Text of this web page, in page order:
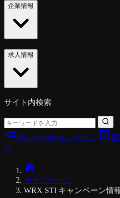
企業情報
求人情報
サイト内検索
RECAROキャンペーン 営
せ
キャンペーン
WRX STI キャンペーン情